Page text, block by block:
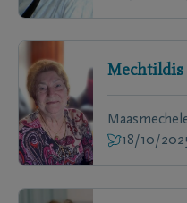
Mechtildis
18/10/